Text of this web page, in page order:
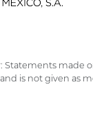
Statements made
is not given as